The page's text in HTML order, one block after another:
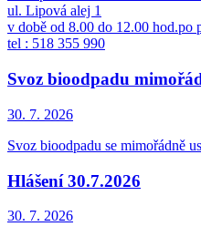
ul. Lipová alej 1
v době od 8.00 do 12.00 hod.po
tel : 518 355 990
Svoz bioodpadu
30. 7. 2026
Svoz bioodpadu se mimořádně
Hlášení 30.7.2026
30. 7. 2026